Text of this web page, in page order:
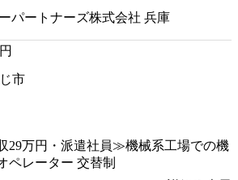
パートナーズ株式会社 兵庫
円
市
29万円・派遣社員≫機械系工場での機
ペレーター 交替制